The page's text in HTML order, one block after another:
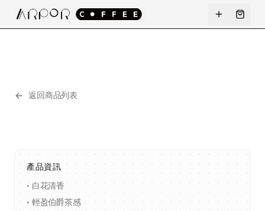
返回商品列表
產品資訊
• 白花清香
• 輕盈伯爵茶感